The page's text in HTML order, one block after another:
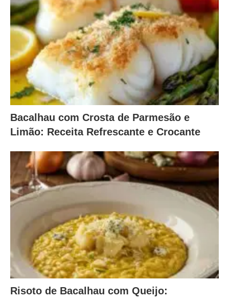
Bacalhau com Crosta de Parmesão e
Limão: Receita Refrescante e Crocante
Risoto de Bacalhau com Queijo: